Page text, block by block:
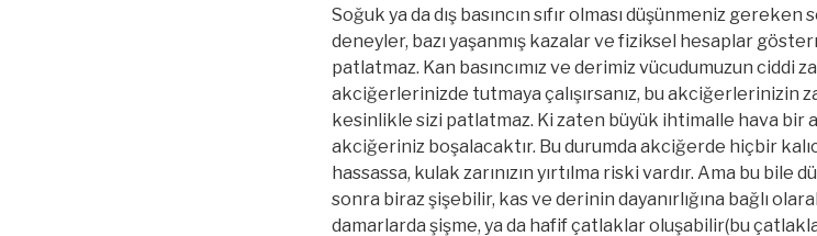
Soğuk ya da dış basıncın sıfır olması düşünmeniz
deneyler, bazı yaşanmış kazalar ve fiziksel hesaplar
patlatmaz. Kan basıncımız ve derimiz vücudumuzun ciddi
akciğerlerinizde tutmaya çalışırsanız, bu akciğerlerinizin
kesinlikle sizi patlatmaz. Ki zaten büyük ihtimalle hava bir
akciğeriniz boşalacaktır. Bu durumda akciğerde hiçbir
hassassa, kulak zarınızın yırtılma riski vardır. Ama bu
sonra biraz şişebilir, kas ve derinin dayanırlığına bağlı
damarlarda şişme, ya da hafif çatlaklar oluşabilir(bu